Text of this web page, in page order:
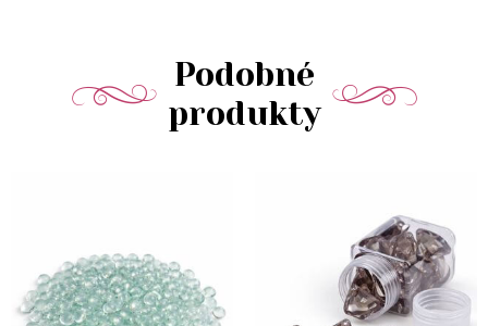
Podobné
produkty